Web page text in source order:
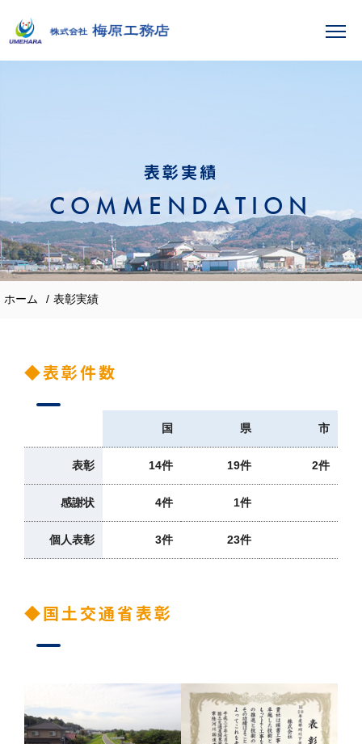
表彰実績
COMMENDATION
ホーム 表彰実績
◆表彰件数
国 県 市
表彰 14件 19件 2件
感謝状 4件 1件
個人表彰 3件 23件
◆国土交通省表彰